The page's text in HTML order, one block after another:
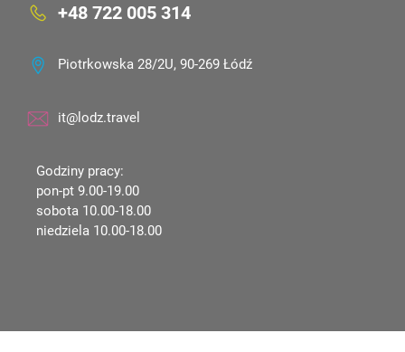
+48 722 005 314
Piotrkowska 28/2U, 90-269 Łódź
it@lodz.travel
Godziny pracy:
pon-pt 9.00-19.00
sobota 10.00-18.00
niedziela 10.00-18.00